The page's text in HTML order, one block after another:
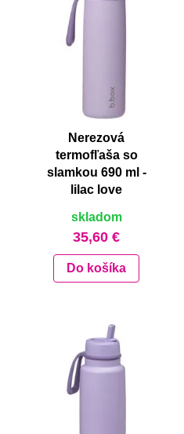
Nerezová
termofľaša so
slamkou 690 ml -
lilac love
skladom
35,60 €
Do košíka